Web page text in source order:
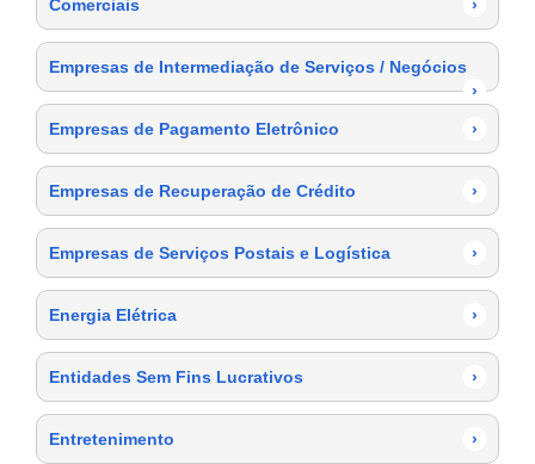
Comerciais
›
Empresas de Intermediação de Serviços / Negócios
›
Empresas de Pagamento Eletrônico
›
Empresas de Recuperação de Crédito ›
Empresas de Serviços Postais e Logística ›
Energia Elétrica ›
Entidades Sem Fins Lucrativos ›
Entretenimento ›